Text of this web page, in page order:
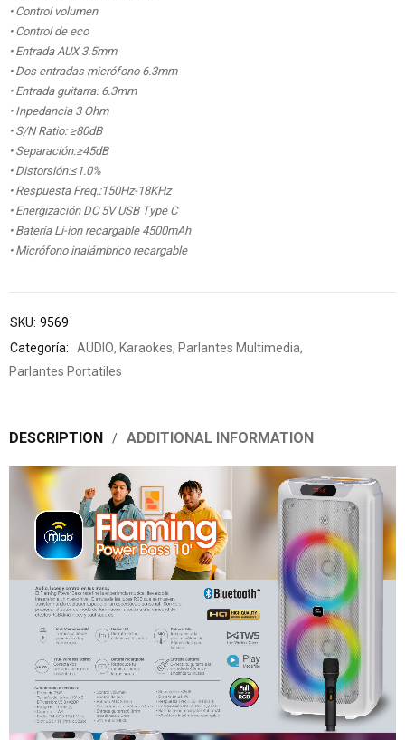
• Control volumen
• Control de eco
• Entrada AUX 3.5mm
• Dos entradas micrófono 6.3mm
• Entrada guitarra: 6.3mm
• Inpedancia 3 Ohm
• S/N Ratio: ≥80dB
• Separación:≥45dB
• Distorsión:≤1.0%
• Respuesta Freq.:150Hz-18KHz
• Energización DC 5V USB Type C
• Batería Li-ion recargable 4500mAh
• Micrófono inalámbrico recargable
SKU: 9569
Categoría:
AUDIO, Karaokes, Parlantes Multimedia,
Parlantes Portatiles
DESCRIPTION ADDITIONAL INFORMATION